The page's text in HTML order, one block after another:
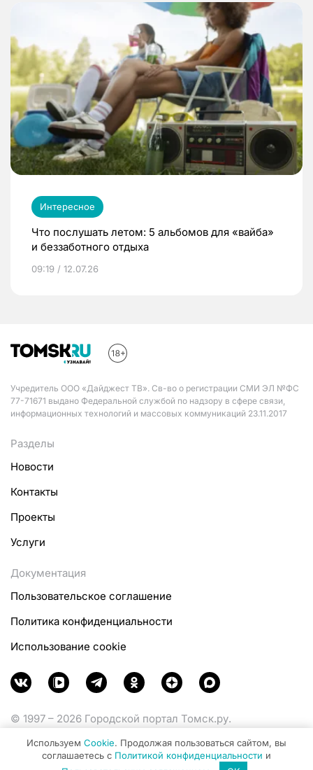
Интересное
Что послушать летом: 5 альбомов для «вайба»
и беззаботного отдыха
09:19 / 12.07.26
Учредитель ООО «Дайджест ТВ». Св-во о регистрации СМИ ЭЛ №ФС
77-71671 выдано Федеральной службой по надзору в сфере связи,
информационных технологий и массовых коммуникаций 23.11.2017
Разделы
Новости
Контакты
Проекты
Услуги
Документация
Пользовательское соглашение
Политика конфиденциальности
Использование cookie
© 1997 – 2026 Городской портал Томск.ру.
Министерства цифрового развития, связи и массовых
коммуникаций Российской Федерации.
Используем Cookie. Продолжая пользоваться сайтом, вы
соглашаетесь с Политикой конфиденциальности и